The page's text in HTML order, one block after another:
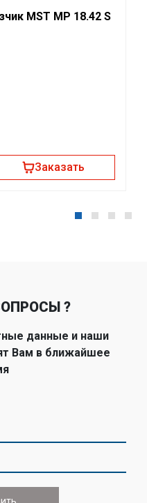
MST MP 18.42 S
Заказать
?
данные и наши
Вам в ближайшее